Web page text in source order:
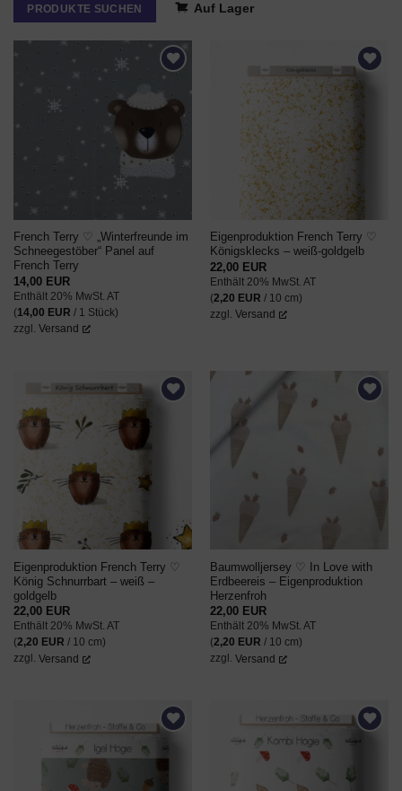
PRODUKTE SUCHEN Auf Lager
AUF DEN
WUNSCHZETTEL
French Terry ♡ „Winterfreunde im
Schneegestöber“ Panel auf
French Terry
14,00 EUR
Enthält 20% MwSt. AT
(14,00 EUR / 1 Stück)
zzgl. Versand
AUF DEN
WUNSCHZETTEL
Eigenproduktion French Terry ♡
Königsklecks – weiß-goldgelb
22,00 EUR
Enthält 20% MwSt. AT
(2,20 EUR / 10 cm)
zzgl. Versand
AUF DEN
WUNSCHZETTEL
Eigenproduktion French Terry ♡
König Schnurrbart – weiß –
goldgelb
22,00 EUR
Enthält 20% MwSt. AT
(2,20 EUR / 10 cm)
zzgl. Versand
Baumwolljersey ♡ In Love with
Erdbeereis – Eigenproduktion
Herzenfroh
22,00 EUR
Enthält 20% MwSt. AT
(2,20 EUR / 10 cm)
zzgl. Versand
AUF DEN
AUF DEN
WUNSCHZETTEL